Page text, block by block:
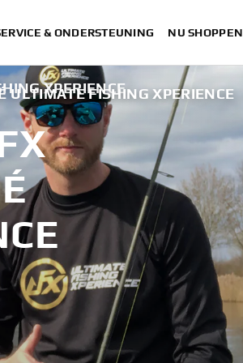
& ONDERSTEUNING NU SHOPPEN
ULTIMATE FISHING XPERIENCE
XPERIENCE